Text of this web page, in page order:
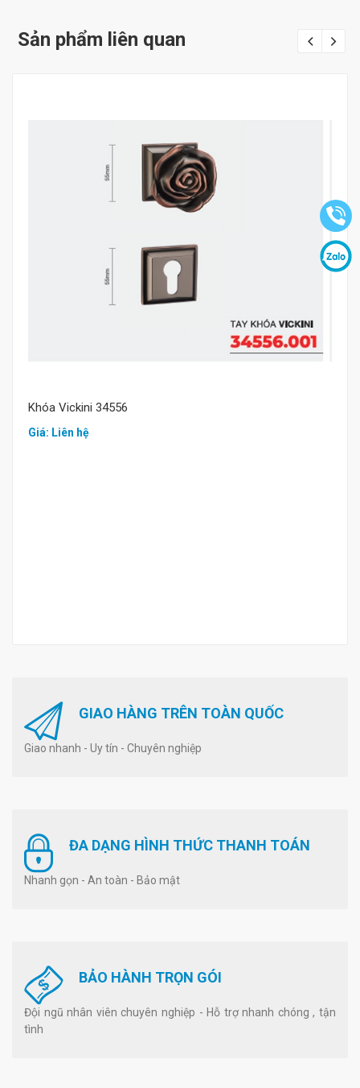
Sản phẩm liên quan
Khóa Vickini 34556
Giá: Liên hệ
GIAO HÀNG TRÊN TOÀN QUỐC
Giao nhanh - Uy tín - Chuyên nghiệp
ĐA DẠNG HÌNH THỨC THANH TOÁN
Nhanh gọn - An toàn - Bảo mật
BẢO HÀNH TRỌN GÓI
Đội ngũ nhân viên chuyên nghiệp - Hỗ trợ nhanh chóng , tận
tình